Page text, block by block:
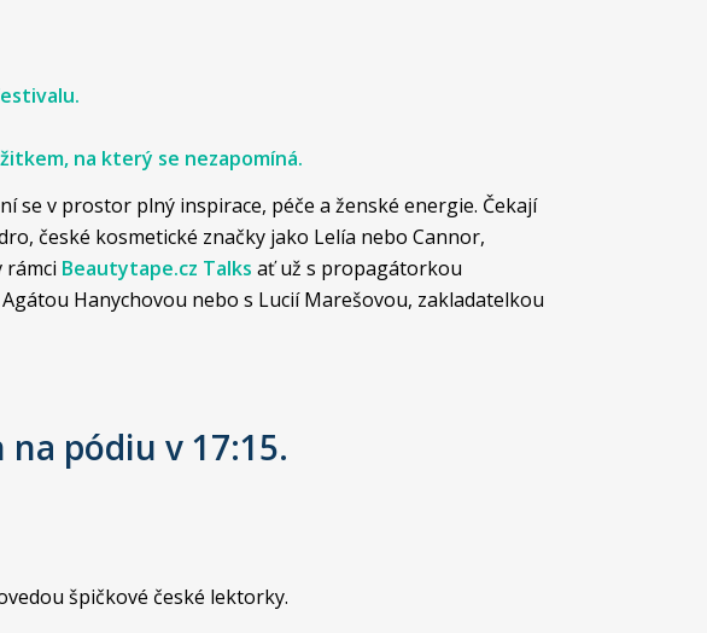
na který se nezapomíná.
v prostor plný inspirace, péče a ženské energie. Čekají
české kosmetické značky jako Lelía nebo Cannor,
rámci Beautytape.cz Talks ať už s propagátorkou
Hanychovou nebo s Lucií Marešovou, zakladatelkou
pódiu v 17:15.
špičkové české lektorky.